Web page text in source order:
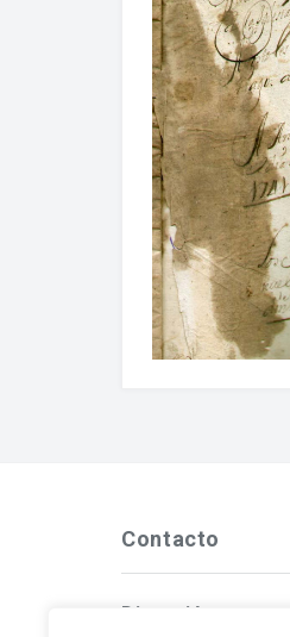
Contacto
Dirección